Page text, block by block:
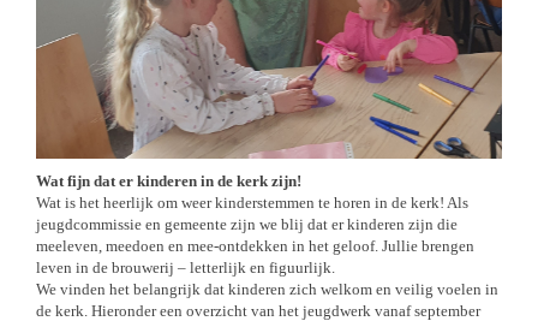
Wat fijn dat er kinderen in de kerk zijn!
Wat is het heerlijk om weer kinderstemmen te horen in de kerk! Als
jeugdcommissie en gemeente zijn we blij dat er kinderen zijn die
meeleven, meedoen en mee-ontdekken in het geloof. Jullie brengen
leven in de brouwerij – letterlijk en figuurlijk.
We vinden het belangrijk dat kinderen zich welkom en veilig voelen in
de kerk. Hieronder een overzicht van het jeugdwerk vanaf september